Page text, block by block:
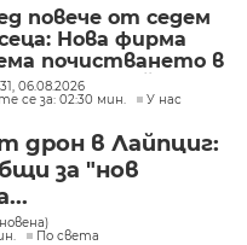
повече от седем
Нова фирма
почистването в
райони
"Подуяне" и
06.08.2026
се за: 02:30 мин.
У нас
дрон в Лайпциг:
за "нов
По света